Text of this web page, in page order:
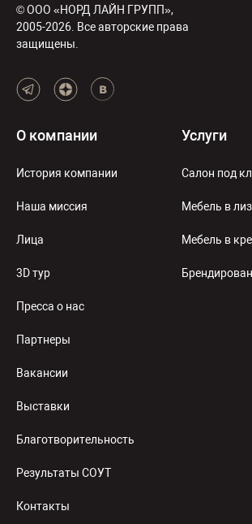
© ООО «НОРД ЛАЙН ГРУПП»,
2005-2026. Все авторские права
защищены.
О компании
История компании
Наша миссия
Лица
3D тур
Пресса о нас
Партнеры
Вакансии
Выставки
Благотворительность
Результаты СОУТ
Контакты
Услуги
Салон под
Мебель в
Мебель в